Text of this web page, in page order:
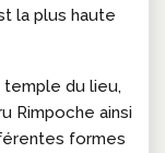
la plus haute
temple du lieu,
Rimpoche ainsi
formes